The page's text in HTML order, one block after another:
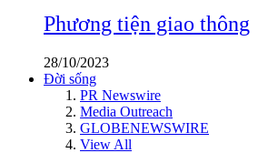
Phương tiện giao thông
28/10/2023
Đời sống
PR Newswire
Media Outreach
GLOBENEWSWIRE
View All